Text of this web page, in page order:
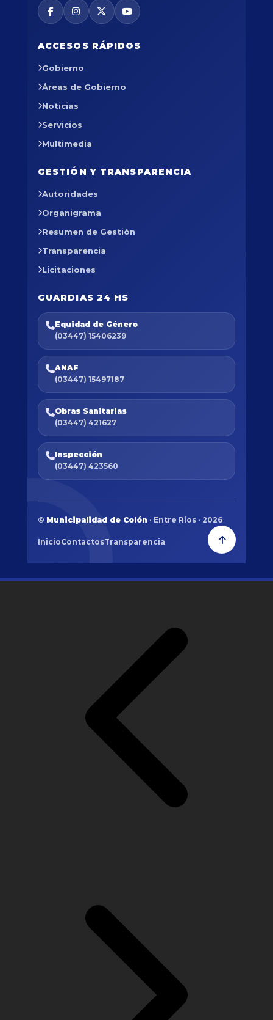
ACCESOS RÁPIDOS
Gobierno
Áreas de Gobierno
Noticias
Servicios
Multimedia
GESTIÓN Y TRANSPARENCIA
Autoridades
Organigrama
Resumen de Gestión
Transparencia
Licitaciones
GUARDIAS 24 HS
Equidad de Género
(03447) 15406239
ANAF
(03447) 15497187
Obras Sanitarias
(03447) 421627
Inspección
(03447) 423560
© Municipalidad de Colón · Entre Ríos · 2026
InicioContactosTransparencia